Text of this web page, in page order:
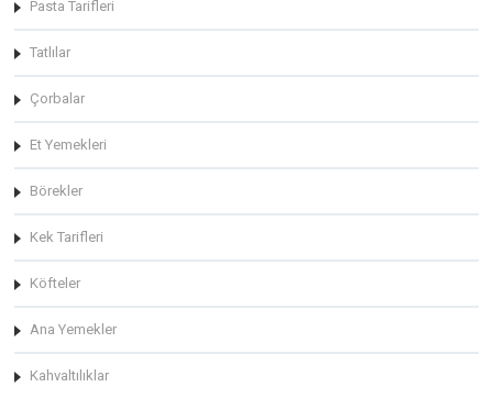
Pasta Tarifleri
Tatlılar
Çorbalar
Et Yemekleri
Börekler
Kek Tarifleri
Köfteler
Ana Yemekler
Kahvaltılıklar